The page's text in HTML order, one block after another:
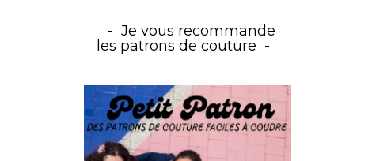
Je vous recommande
les patrons de couture